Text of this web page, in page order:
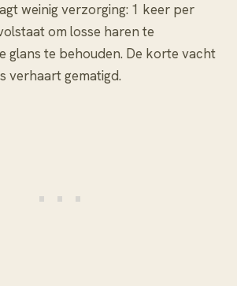
weinig verzorging: 1 keer per
om losse haren te
glans te behouden. De korte vacht
verhaart gematigd.